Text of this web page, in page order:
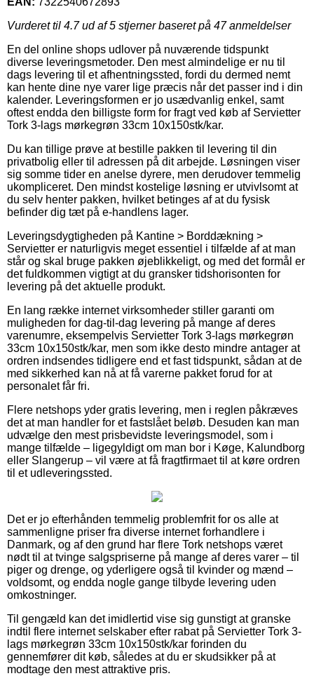
Vurderet til 4.7ud af 5 stjerner baseret på 47anmeldelser
En del online shops udlover på nuværende tidspunkt
diverse leveringsmetoder. Den mest almindelige er nu til
dags levering til et afhentningssted, fordi du dermed nemt
kan hente dine nye varer lige præcis når det passer ind i din
kalender. Leveringsformen er jo usædvanlig enkel, samt
oftest endda den billigste form for fragt ved køb af Servietter
Tork 3-lags mørkegrøn 33cm 10x150stk/kar.
Du kan tillige prøve at bestille pakken til levering til din
privatbolig eller til adressen på dit arbejde. Løsningen viser
sig somme tider en anelse dyrere, men derudover temmelig
ukompliceret. Den mindst kostelige løsning er utvivlsomt at
du selv henter pakken, hvilket betinges af at du fysisk
befinder dig tæt på e-handlens lager.
Leveringsdygtigheden på Kantine > Borddækning >
Servietter er naturligvis meget essentiel i tilfælde af at man
står og skal bruge pakken øjeblikkeligt, og med det formål er
det fuldkommen vigtigt at du gransker tidshorisonten for
levering på det aktuelle produkt.
En lang række internet virksomheder stiller garanti om
muligheden for dag-til-dag levering på mange af deres
varenumre, eksempelvis Servietter Tork 3-lags mørkegrøn
33cm 10x150stk/kar, men som ikke desto mindre antager at
ordren indsendes tidligere end et fast tidspunkt, sådan at de
med sikkerhed kan nå at få varerne pakket forud for at
personalet får fri.
Flere netshops yder gratis levering, men i reglen påkræves
det at man handler for et fastslået beløb. Desuden kan man
udvælge den mest prisbevidste leveringsmodel, som i
mange tilfælde – ligegyldigt om man bor i Køge, Kalundborg
eller Slangerup – vil være at få fragtfirmaet til at køre ordren
til et udleveringssted.
Det er jo efterhånden temmelig problemfrit for os alle at
sammenligne priser fra diverse internet forhandlere i
Danmark, og af den grund har flere Tork netshops været
nødt til at tvinge salgspriserne på mange af deres varer – til
piger og drenge, og yderligere også til kvinder og mænd –
voldsomt, og endda nogle gange tilbyde levering uden
omkostninger.
Til gengæld kan det imidlertid vise sig gunstigt at granske
indtil flere internet selskaber efter rabat på Servietter Tork 3-
lags mørkegrøn 33cm 10x150stk/kar forinden du
gennemfører dit køb, således at du er skudsikker på at
modtage den mest attraktive pris.